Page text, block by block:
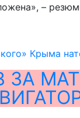
–
Крыма